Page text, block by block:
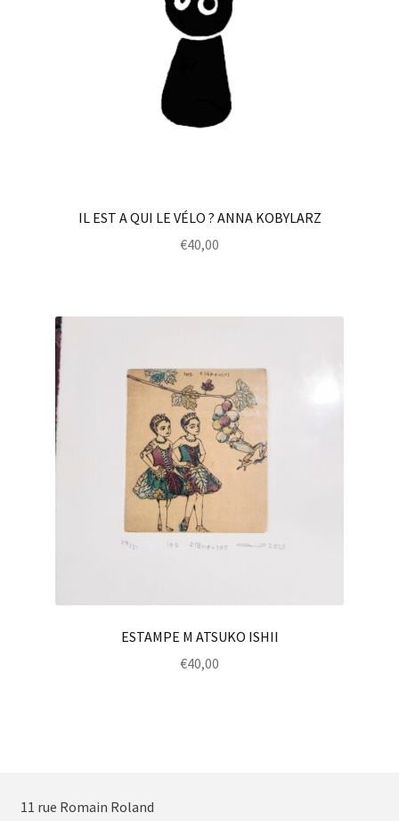
IL EST A QUI LE VÉLO ? ANNA KOBYLARZ
€40,00
ESTAMPE M ATSUKO ISHII
€40,00
11 rue Romain Roland